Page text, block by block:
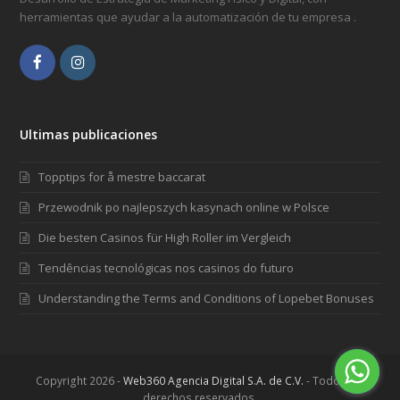
herramientas que ayudar a la automatización de tu empresa .
FacebookInstagram
Ultimas publicaciones
Topptips for å mestre baccarat
Przewodnik po najlepszych kasynach online w Polsce
Die besten Casinos für High Roller im Vergleich
Tendências tecnológicas nos casinos do futuro
Understanding the Terms and Conditions of Lopebet Bonuses
Copyright 2026 -Web360 Agencia Digital S.A. de C.V. - Todos los